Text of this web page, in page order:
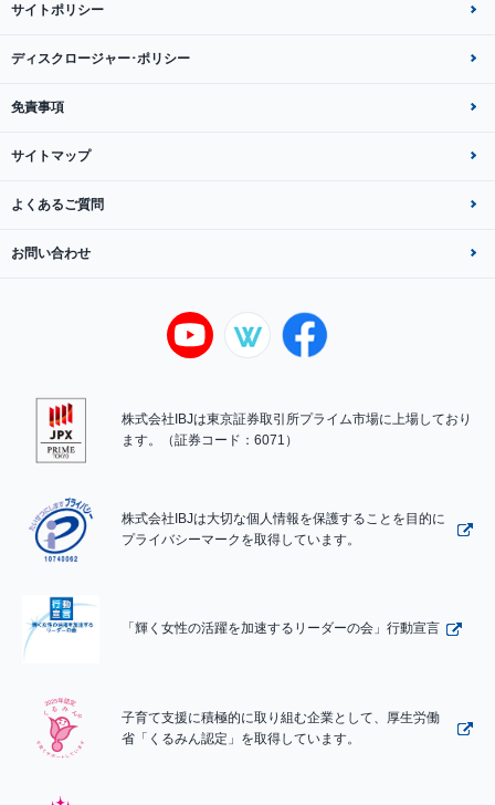
サイトポリシー
ディスクロージャー･ポリシー
免責事項
サイトマップ
よくあるご質問
お問い合わせ
株式会社IBJは東京証券取引所プライム市場に上場しており
ます。（証券コード：6071）
株式会社IBJは大切な個人情報を保護することを目的に
プライバシーマークを取得しています。
「輝く女性の活躍を加速するリーダーの会」行動宣言
子育て支援に積極的に取り組む企業として、厚生労働
省「くるみん認定」を取得しています。